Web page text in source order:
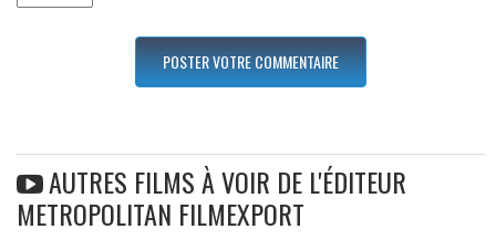
AUTRES FILMS À VOIR DE L'ÉDITEUR
METROPOLITAN FILMEXPORT